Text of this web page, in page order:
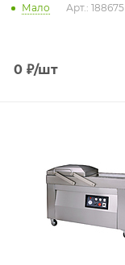
Мало Арт.: 188675
0 ₽/шт
планки - 510 мм;